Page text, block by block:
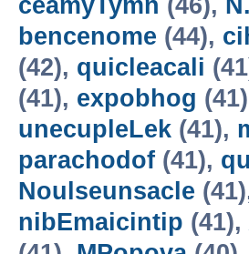
ceamyTymn (46),
bencenome (44),
(42), quicleacali
(41), expobhog
unecupleLek (41),
parachodof (41),
Noulseunsacle
nibEmaicintip (41),